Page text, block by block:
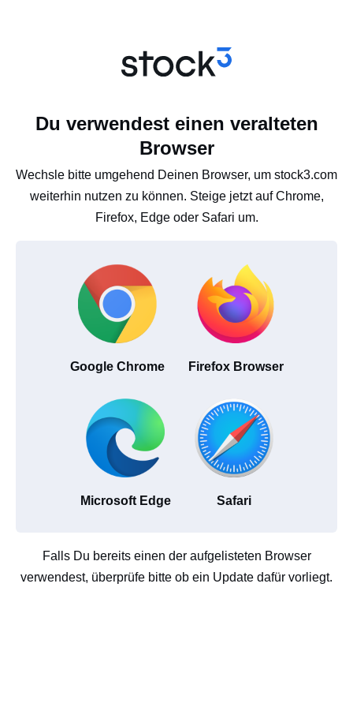
Du verwendest einen veralteten
Browser
Wechsle bitte umgehend Deinen Browser, um stock3.com
weiterhin nutzen zu können. Steige jetzt auf Chrome,
Firefox, Edge oder Safari um.
Google Chrome Firefox Browser
Microsoft Edge Safari
Falls Du bereits einen der aufgelisteten Browser
verwendest, überprüfe bitte ob ein Update dafür vorliegt.